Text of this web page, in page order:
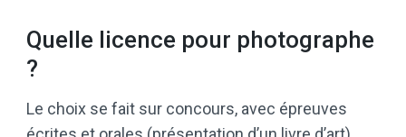
Quelle licence pour photographe
?
Le choix se fait sur concours, avec épreuves